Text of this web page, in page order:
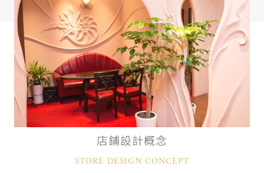
店鋪設計概念
STORE DESIGN CONCEPT